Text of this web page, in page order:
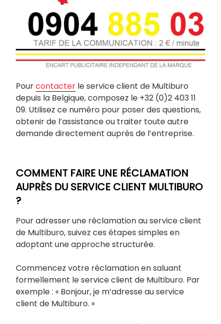
Pourcontacter le service client de Multiburo
depuis la Belgique, composez le +32 (0)2 403 11
09. Utilisez ce numéro pour poser des questions,
obtenir de l’assistance ou traiter toute autre
demande directement auprès de l’entreprise.
COMMENT FAIRE UNE RÉCLAMATION
AUPRÈS DU SERVICE CLIENT MULTIBURO
?
Pour adresser une réclamation au service client
de Multiburo, suivez ces étapes simples en
adoptant une approche structurée.
Commencez votre réclamation en saluant
formellement le service client de Multiburo. Par
exemple : « Bonjour, je m’adresse au service
client de Multiburo. »